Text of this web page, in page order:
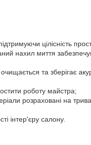
цілісність
нахил миття
та зберігає
роботу майстра;
розраховані на
інтер'єру салону.